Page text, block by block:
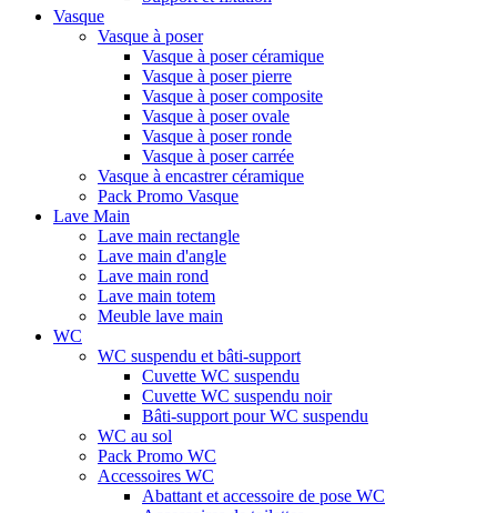
Vasque
Vasque à poser
Vasque à poser céramique
Vasque à poser pierre
Vasque à poser composite
Vasque à poser ovale
Vasque à poser ronde
Vasque à poser carrée
Vasque à encastrer céramique
Pack Promo Vasque
Lave Main
Lave main rectangle
Lave main d'angle
Lave main rond
Lave main totem
Meuble lave main
WC
WC suspendu et bâti-support
Cuvette WC suspendu
Cuvette WC suspendu noir
Bâti-support pour WC suspendu
WC au sol
Pack Promo WC
Accessoires WC
Abattant et accessoire de pose WC